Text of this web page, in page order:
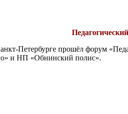
Петербурге прошёл форум
и НП «Обнинский полис».